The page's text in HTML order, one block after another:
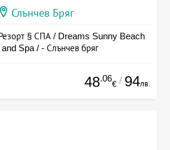
Слънчев Бряг
§ СПА / Dreams Sunny Beach
Spa / - Слънчев бряг
48.06
€ / 94лв.